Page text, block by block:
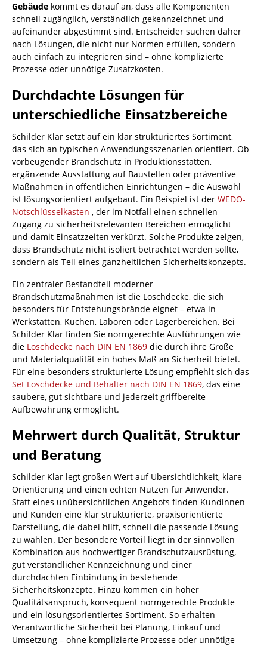
Gebäude kommt es darauf an, dass alle Komponenten
schnell zugänglich, verständlich gekennzeichnet und
aufeinander abgestimmt sind. Entscheider suchen daher
nach Lösungen, die nicht nur Normen erfüllen, sondern
auch einfach zu integrieren sind – ohne komplizierte
Prozesse oder unnötige Zusatzkosten.
Durchdachte Lösungen für
unterschiedliche Einsatzbereiche
Schilder Klar setzt auf ein klar strukturiertes Sortiment,
das sich an typischen Anwendungsszenarien orientiert. Ob
vorbeugender Brandschutz in Produktionsstätten,
ergänzende Ausstattung auf Baustellen oder präventive
Maßnahmen in öffentlichen Einrichtungen – die Auswahl
ist lösungsorientiert aufgebaut. Ein Beispiel ist der WEDO-
Notschlüsselkasten , der im Notfall einen schnellen
Zugang zu sicherheitsrelevanten Bereichen ermöglicht
und damit Einsatzzeiten verkürzt. Solche Produkte zeigen,
dass Brandschutz nicht isoliert betrachtet werden sollte,
sondern als Teil eines ganzheitlichen Sicherheitskonzepts.
Ein zentraler Bestandteil moderner
Brandschutzmaßnahmen ist die Löschdecke, die sich
besonders für Entstehungsbrände eignet – etwa in
Werkstätten, Küchen, Laboren oder Lagerbereichen. Bei
Schilder Klar finden Sie normgerechte Ausführungen wie
die Löschdecke nach DIN EN 1869 die durch ihre Größe
und Materialqualität ein hohes Maß an Sicherheit bietet.
Für eine besonders strukturierte Lösung empfiehlt sich das
Set Löschdecke und Behälter nach DIN EN 1869, das eine
saubere, gut sichtbare und jederzeit griffbereite
Aufbewahrung ermöglicht.
Mehrwert durch Qualität, Struktur
und Beratung
Schilder Klar legt großen Wert auf Übersichtlichkeit, klare
Orientierung und einen echten Nutzen für Anwender.
Statt eines unübersichtlichen Angebots finden Kundinnen
und Kunden eine klar strukturierte, praxisorientierte
Darstellung, die dabei hilft, schnell die passende Lösung
zu wählen. Der besondere Vorteil liegt in der sinnvollen
Kombination aus hochwertiger Brandschutzausrüstung,
gut verständlicher Kennzeichnung und einer
durchdachten Einbindung in bestehende
Sicherheitskonzepte. Hinzu kommen ein hoher
Qualitätsanspruch, konsequent normgerechte Produkte
und ein lösungsorientiertes Sortiment. So erhalten
Verantwortliche Sicherheit bei Planung, Einkauf und
Umsetzung – ohne komplizierte Prozesse oder unnötige